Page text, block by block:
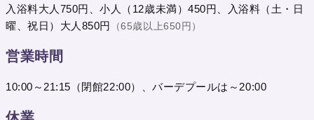
入浴料大人750円、小人（12歳未満）450円、入浴料（土・日
曜、祝日）大人850円
（65歳以上650円）
営業時間
10:00～21:15（閉館22:00）、バーデプールは～20:00